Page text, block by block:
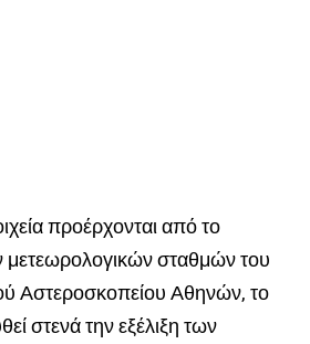
προέρχονται από το
μετεωρολογικών σταθμών του
Αστεροσκοπείου Αθηνών, το
στενά την εξέλιξη των